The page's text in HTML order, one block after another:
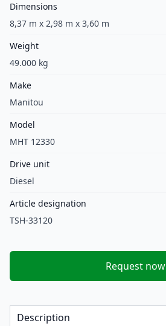
Dimensions
8,37 m x 2,98 m x 3,60 m
Weight
49.000 kg
Make
Manitou
Model
MHT 12330
Drive unit
Diesel
Article designation
TSH-33120
Request now